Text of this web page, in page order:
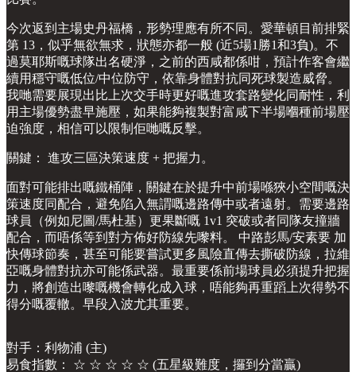
今次返到主場史丹福橋，形勢理應有所不同。愛華頓目前排緊
第 13，似乎無欲無求，狀態亦都一般 (近5場1勝1和3負)。不
過莫耶斯嘅球隊出名硬淨，之前的西咸都係咁，預計作客會繼
續用穩守嘅低位/中位防守，依靠身體對抗同死球製造威脅。
我哋需要展現出比上次交手時更好嘅進攻套路變化同耐性，利
用主場優勢盡早施壓，如果能夠複製對富咸下半場嗰種前場壓
迫強度，相信可以限制佢哋嘅反擊。
關鍵： 進攻三區決策速度 + 把握力。
面對可能排出嘅鐵桶陣，關鍵在於提升中前場喺狹小空間嘅決
策速度同配合，避免陷入無謂嘅邊路傳中或者遠射。需要邊路
球員（例如尼圖/馬杜基）更果斷嘅 1v1 突破或者同隊友撞牆
配合，而唔係等到對方佈好防線先嚟料。 中路彭馬/安素要 加
快傳球節奏，甚至可能要嘗試更多風險直傳去撕破防線，拉維
亞嘅身體對抗亦可能係武器。最重要係前場球員必須提升把握
力，將創造出嚟嘅機會轉化成入球，唔能夠再重蹈上次得勢不
得分嘅覆轍。早段入波尤其重要。
對手：利物浦 (主)
易食指數： ☆ ☆ ☆ ☆ ☆ (五星級難度，攞到分當贏)